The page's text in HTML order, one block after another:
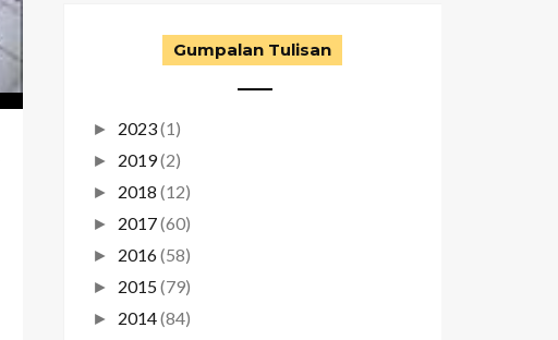
Gumpalan Tulisan
► 2023(1)
► 2019(2)
► 2018 (12)
► 2017(60)
► 2016(58)
► 2015(79)
► 2014(84)